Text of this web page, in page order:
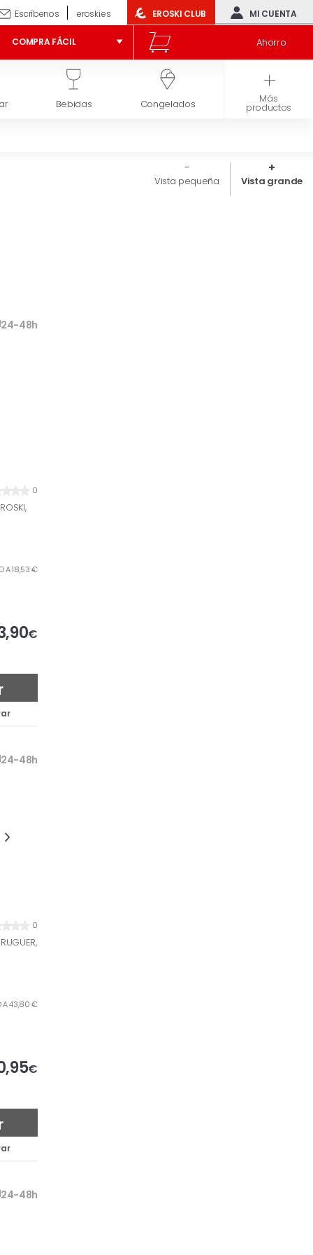
Escríbenos eroski.es EROSKI CLUB MI CUENTA
COMPRA FÁCIL Ahorro
Bebidas Congelados Higiene y belleza
Más
productos
Vista pequeña Vista grande
24-48h
0
A 18,53 €
€
24-48h
0
A 43,80 €
€
24-48h